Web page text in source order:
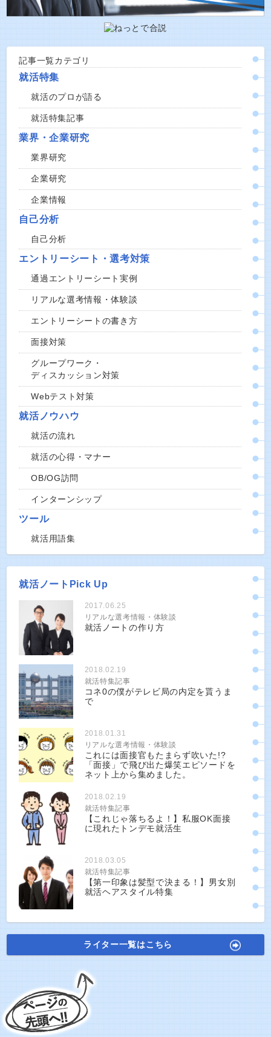
記事一覧カテゴリ
就活特集
就活のプロが語る
就活特集記事
業界・企業研究
業界研究
企業研究
企業情報
自己分析
自己分析
エントリーシート・選考対策
通過エントリーシート実例
リアルな選考情報・体験談
エントリーシートの書き方
面接対策
グループワーク・
ディスカッション対策
Webテスト対策
就活ノウハウ
就活の流れ
就活の心得・マナー
OB/OG訪問
インターンシップ
ツール
就活用語集
就活ノートPick Up
2017.06.25
リアルな選考情報・体験談
就活ノートの作り方
2018.02.19
就活特集記事
コネ0の僕がテレビ局の内定を貰うま
で
2018.01.31
リアルな選考情報・体験談
これには面接官もたまらず吹いた!?
「面接」で飛び出た爆笑エピソードを
ネット上から集めました。
2018.02.19
就活特集記事
【これじゃ落ちるよ！】私服OK面接
に現れたトンデモ就活生
2018.03.05
就活特集記事
【第一印象は髪型で決まる！】男女別
就活ヘアスタイル特集
ライター一覧はこちら